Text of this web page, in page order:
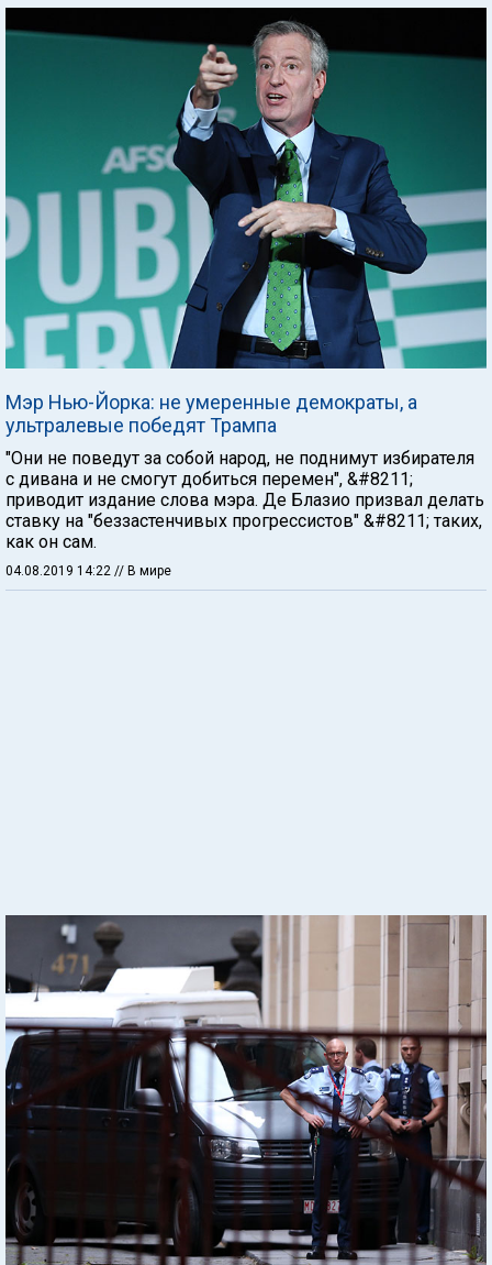
Мэр Нью-Йорка: не умеренные демократы, а
ультралевые победят Трампа
"Они не поведут за собой народ, не поднимут избирателя
с дивана и не смогут добиться перемен", &#8211;
приводит издание слова мэра. Де Блазио призвал делать
ставку на "беззастенчивых прогрессистов" &#8211; таких,
как он сам.
04.08.2019 14:22 // В мире